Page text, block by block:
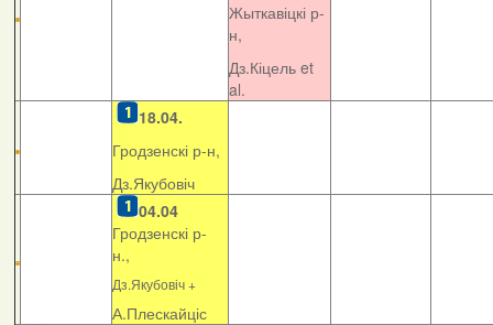
Жыткавіцкі р-
н,
Дз.Кіцель et
al.
18.04.
Гродзенскі р-н,
Дз.Якубовіч
04.04
Гродзенскі р-
н.,
Дз.Якубовіч +
А.Плескайціс